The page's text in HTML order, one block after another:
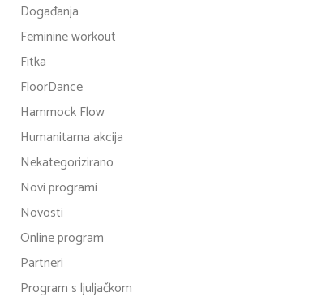
Događanja
Feminine workout
Fitka
FloorDance
Hammock Flow
Humanitarna akcija
Nekategorizirano
Novi programi
Novosti
Online program
Partneri
Program s ljuljačkom